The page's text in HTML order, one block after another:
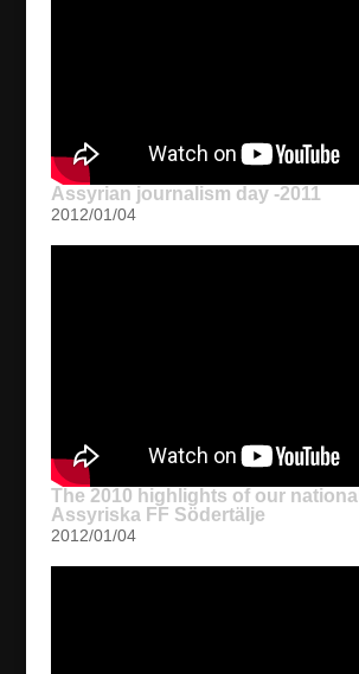
Assyrian journalism day -2011
2012/01/04
The 2010 highlights of our
Assyriska FF Södertälje
2012/01/04